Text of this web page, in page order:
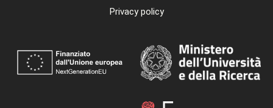
Privacy policy